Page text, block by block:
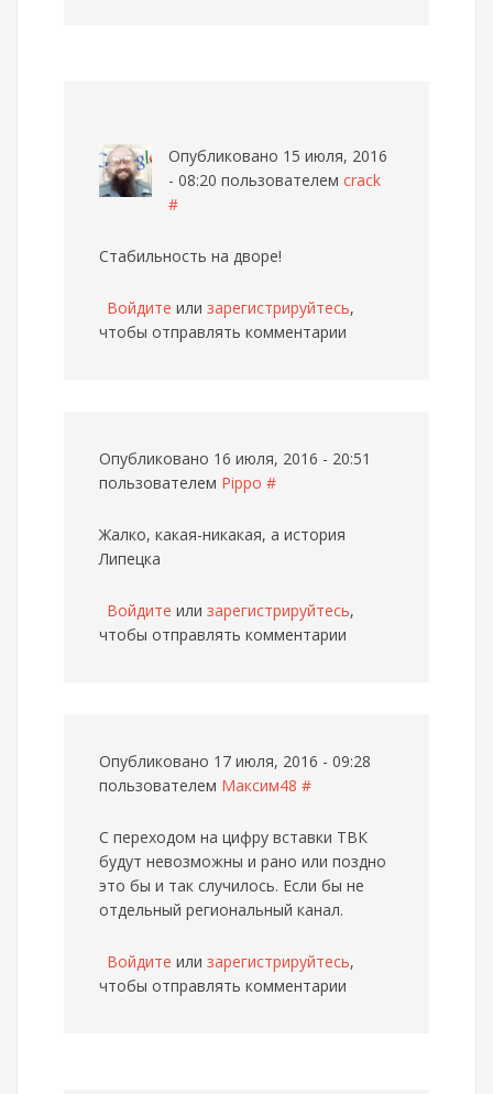
Опубликовано 15 июля, 2016
- 08:20 пользователем crack
#
Стабильность на дворе!
Войдите или зарегистрируйтесь,
чтобы отправлять комментарии
Опубликовано 16 июля, 2016 - 20:51
пользователем Pippo #
Жалко, какая-никакая, а история
Липецка
Войдите или зарегистрируйтесь,
чтобы отправлять комментарии
Опубликовано 17 июля, 2016 - 09:28
пользователем Максим48 #
С переходом на цифру вставки ТВК
будут невозможны и рано или поздно
это бы и так случилось. Если бы не
отдельный региональный канал.
Войдите или зарегистрируйтесь,
чтобы отправлять комментарии